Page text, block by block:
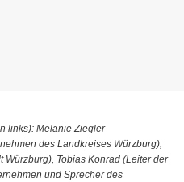
links): Melanie Ziegler
des Landkreises Würzburg),
Tobias Konrad (Leiter der
und Sprecher des